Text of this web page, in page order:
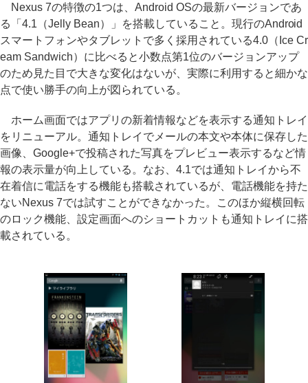
Nexus 7の特徴の1つは、Android OSの最新バージョンであ
る「4.1（Jelly Bean）」を搭載していること。現行のAndroid
スマートフォンやタブレットで多く採用されている4.0（Ice Cr
eam Sandwich）に比べると小数点第1位のバージョンアップ
のため見た目で大きな変化はないが、実際に利用すると細かな
点で使い勝手の向上が図られている。
ホーム画面ではアプリの新着情報などを表示する通知トレイ
をリニューアル。通知トレイでメールの本文や本体に保存した
画像、Google+で投稿された写真をプレビュー表示するなど情
報の表示量が向上している。なお、4.1では通知トレイから不
在着信に電話をする機能も搭載されているが、電話機能を持た
ないNexus 7では試すことができなかった。このほか縦横回転
のロック機能、設定画面へのショートカットも通知トレイに搭
載されている。